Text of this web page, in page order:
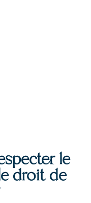
le
droit de